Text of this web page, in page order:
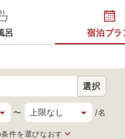
呂 宿泊プラ
選択
〜 /名
条件を選びなおす